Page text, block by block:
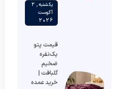
یکشنبه , 2
آگوست
2026
قیمت پتو
یک‌نفره
ضخیم
گلبافت |
خرید عمده